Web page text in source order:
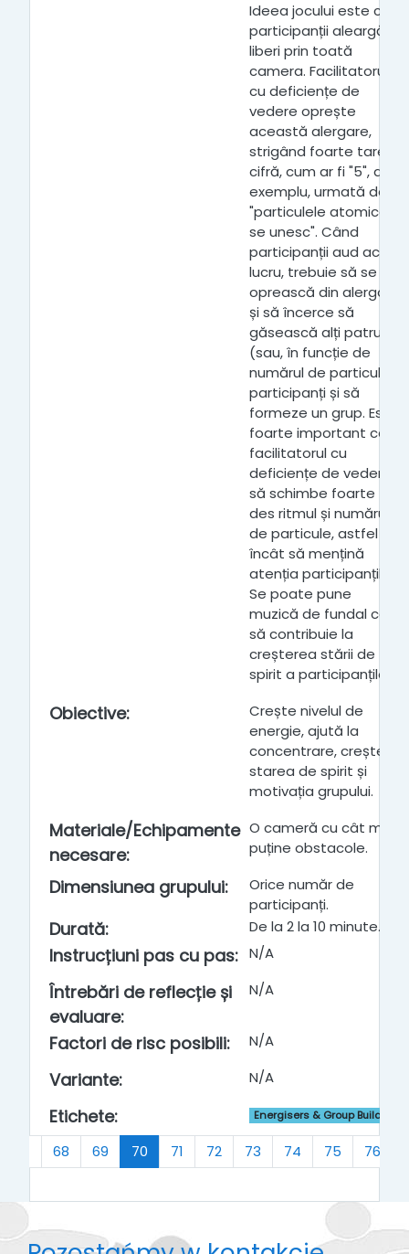
Ideea jocului este că
participanții aleargă
liberi prin toată
camera. Facilitatorul
cu deficiențe de
vedere oprește
această alergare,
strigând foarte tare o
cifră, cum ar fi "5", de
exemplu, urmată de
"particulele atomice
se unesc". Când
participanții aud acest
lucru, trebuie să se
oprească din alergat
și să încerce să
găsească alți patru
(sau, în funcție de
numărul de particule)
participanți și să
formeze un grup. Este
foarte important ca
facilitatorul cu
deficiențe de vedere
să schimbe foarte
des ritmul și numărul
de particule, astfel
încât să mențină
atenția participanților.
Se poate pune
muzică de fundal care
să contribuie la
creșterea stării de
spirit a participanților.
Obiective:
Crește nivelul de
energie, ajută la
concentrare, crește
starea de spirit și
motivația grupului.
Materiale/Echipamente
necesare:
O cameră cu cât mai
puține obstacole.
Dimensiunea grupului:
Orice număr de
participanți.
Durată: De la 2 la 10 minute.
Instrucțiuni pas cu pas: N/A
Întrebări de reflecție și
evaluare:
N/A
Factori de risc posibili: N/A
Variante: N/A
Etichete: Energisers & Group Building
68 69 70(bieżący)
71 72 73 74 75 76